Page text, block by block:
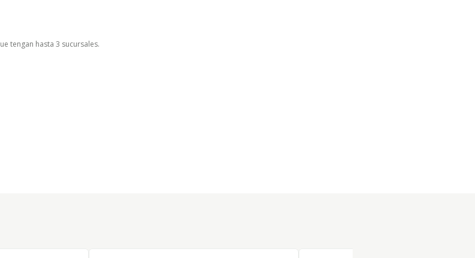
tengan hasta 3 sucursales.